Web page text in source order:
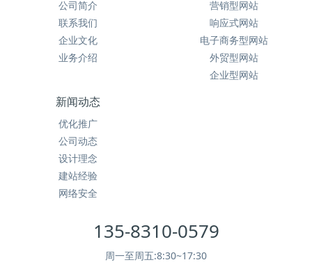
公司简介
联系我们
企业文化
业务介绍
营销型网站
响应式网站
电子商务型网站
外贸型网站
企业型网站
新闻动态
优化推广
公司动态
设计理念
建站经验
网络安全
135-8310-0579
周一至周五:8:30~17:30